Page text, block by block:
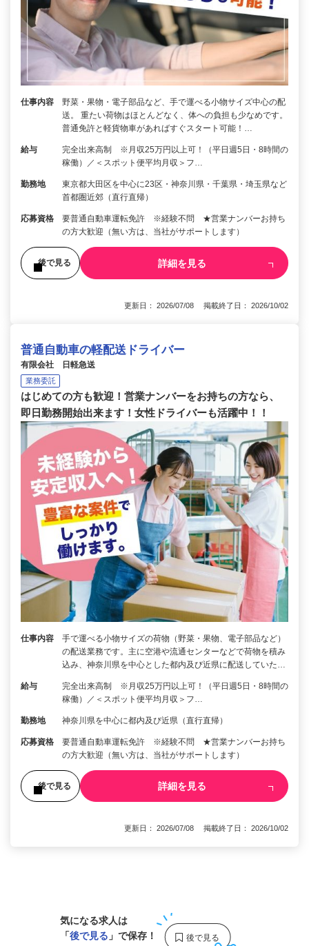
仕事内容
野菜・果物・電子部品など、手で運べる小物サイズ中心の配
送。 重たい荷物はほとんどなく、体への負担も少なめです。
普通免許と軽貨物車があればすぐスタート可能！…
給与
完全出来高制 ※月収25万円以上可！（平日週5日・8時間の
稼働）／＜スポット便平均月収＞フ…
勤務地
東京都大田区を中心に23区・神奈川県・千葉県・埼玉県など
首都圏近郊（直行直帰）
応募資格
要普通自動車運転免許 ※経験不問 ★営業ナンバーお持ち
の方大歓迎（無い方は、当社がサポートします）
後で見る 詳細を見る
更新日： 2026/07/08 掲載終了日： 2026/10/02
普通自動車の軽配送ドライバー
有限会社 日軽急送
業務委託
はじめての方も歓迎！営業ナンバーをお持ちの方なら、
即日勤務開始出来ます！女性ドライバーも活躍中！！
仕事内容
手で運べる小物サイズの荷物（野菜・果物、電子部品など）
の配送業務です。主に空港や流通センターなどで荷物を積み
込み、神奈川県を中心とした都内及び近県に配送していた…
給与
完全出来高制 ※月収25万円以上可！（平日週5日・8時間の
稼働）／＜スポット便平均月収＞フ…
勤務地 神奈川県を中心に都内及び近県（直行直帰）
応募資格
要普通自動車運転免許 ※経験不問 ★営業ナンバーお持ち
の方大歓迎（無い方は、当社がサポートします）
後で見る 詳細を見る
更新日： 2026/07/08 掲載終了日： 2026/10/02
気になる求人は
「後で見る 」で保存！